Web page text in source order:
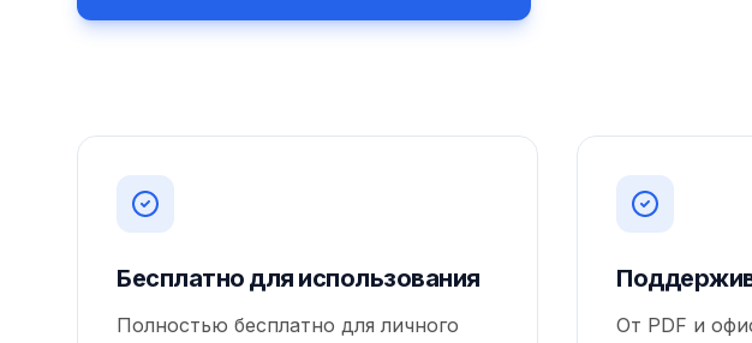
Бесплатно для использования
Полностью бесплатно для личного
От PDF и